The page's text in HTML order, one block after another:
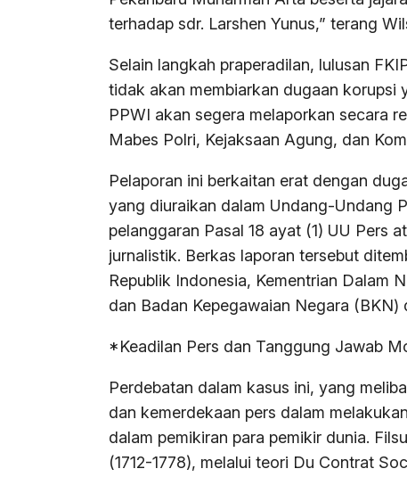
terhadap sdr. Larshen Yunus,” terang
Selain langkah praperadilan, lulusan
tidak akan membiarkan dugaan korupsi
PPWI akan segera melaporkan secara
Mabes Polri, Kejaksaan Agung, dan
Pelaporan ini berkaitan erat dengan
yang diuraikan dalam Undang-Undang
pelanggaran Pasal 18 ayat (1) UU Pers
jurnalistik. Berkas laporan tersebut
Republik Indonesia, Kementrian Dalam
dan Badan Kepegawaian Negara (BKN)
*Keadilan Pers dan Tanggung Jawab
Perdebatan dalam kasus ini, yang
dan kemerdekaan pers dalam
dalam pemikiran para pemikir dunia.
(1712-1778), melalui teori Du Contrat